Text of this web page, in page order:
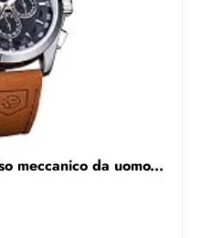
meccanico da uomo...